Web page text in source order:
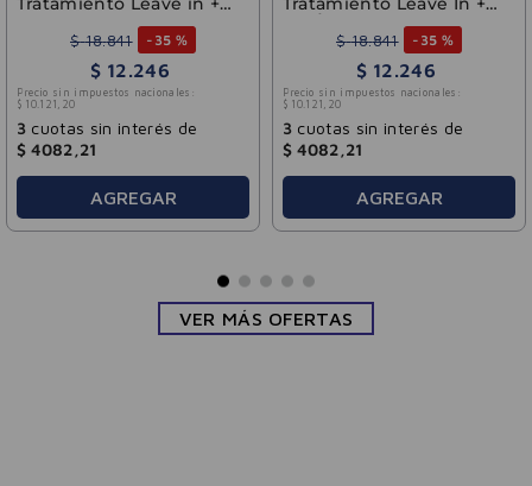
Aminoácidos 110ml
$ 18.841 - 35 %
$ 12.246
Precio sin impuestos nacionales:
$ 10.121 , 20
3 cuotas sin interés de
$ 4082 21
AGREGAR
Tri-Óleos 110 ml
$ 18.841 - 35 %
$ 12.246
Precio sin impuestos nacionales:
$ 10.121 , 20
3 cuotas sin interés de
$ 4082 21
AGREGAR
VER MÁS OFERTAS